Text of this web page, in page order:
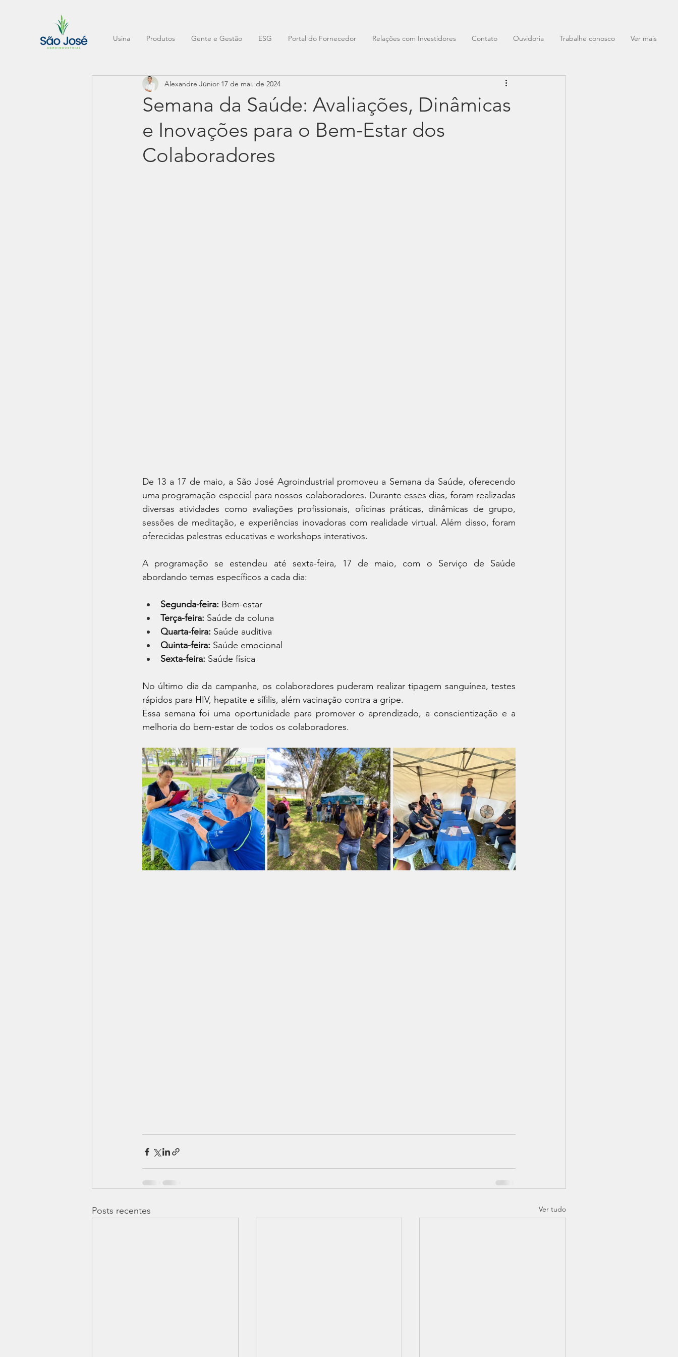
Usina Produtos Gente e Gestão ESG Portal do Fornecedor Relações com Investidores Contato Ouvidoria Trabalhe conosco Ver mais
Semana da Saúde: Avaliações, Dinâmicas
e Inovações para o Bem-Estar dos
Colaboradores
Alexandre Júnior 17 de mai. de 2024
De 13 a 17 de maio, a São José Agroindustrial promoveu a Semana da Saúde, oferecendo
uma programação especial para nossos colaboradores. Durante esses dias, foram realizadas
diversas atividades como avaliações profissionais, oficinas práticas, dinâmicas de grupo,
sessões de meditação, e experiências inovadoras com realidade virtual. Além disso, foram
oferecidas palestras educativas e workshops interativos.
A programação se estendeu até sexta-feira, 17 de maio, com o Serviço de Saúde
abordando temas específicos a cada dia:
Segunda-feira: Bem-estar
Terça-feira: Saúde da coluna
Quarta-feira: Saúde auditiva
Quinta-feira: Saúde emocional
Sexta-feira: Saúde física
No último dia da campanha, os colaboradores puderam realizar tipagem sanguínea, testes
rápidos para HIV, hepatite e sífilis, além vacinação contra a gripe.
Essa semana foi uma oportunidade para promover o aprendizado, a conscientização e a
melhoria do bem-estar de todos os colaboradores.
Posts recentes Ver tudo